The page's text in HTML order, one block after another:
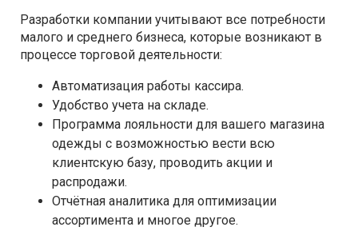
Разработки компании учитывают все потребности
малого и среднего бизнеса, которые возникают в
процессе торговой деятельности:
Автоматизация работы кассира.
Удобство учета на складе.
Программа лояльности для вашего магазина
одежды с возможностью вести всю
клиентскую базу, проводить акции и
распродажи.
Отчётная аналитика для оптимизации
ассортимента и многое другое.